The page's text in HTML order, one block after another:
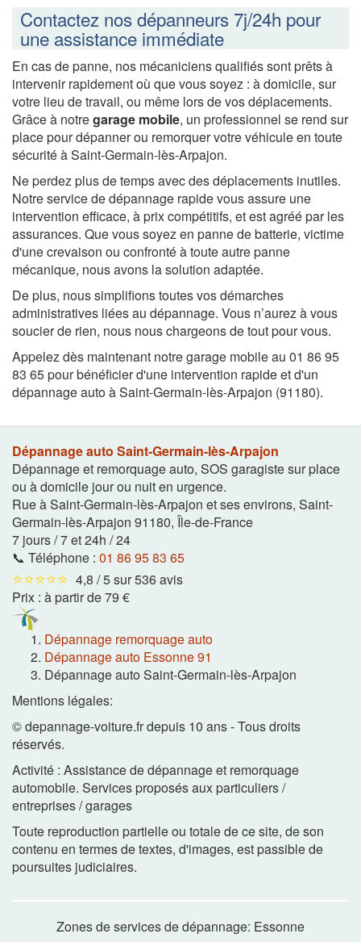
Contactez nos dépanneurs 7j/24h pour
une assistance immédiate
En cas de panne, nos mécaniciens qualifiés sont prêts à
intervenir rapidement où que vous soyez : à domicile, sur
votre lieu de travail, ou même lors de vos déplacements.
Grâce à notregarage mobile, un professionnel se rend sur
place pour dépanner ou remorquer votre véhicule en toute
sécurité à Saint-Germain-lès-Arpajon.
Ne perdez plus de temps avec des déplacements inutiles.
Notre service de dépannage rapide vous assure une
intervention efficace, à prix compétitifs, et est agréé par les
assurances. Que vous soyez en panne de batterie, victime
d'une crevaison ou confronté à toute autre panne
mécanique, nous avons la solution adaptée.
De plus, nous simplifions toutes vos démarches
administratives liées au dépannage. Vous n’aurez à vous
soucier de rien, nous nous chargeons de tout pour vous.
Appelez dès maintenant notre garage mobile au 01 86 95
83 65 pour bénéficier d'une intervention rapide et d'un
dépannage auto à Saint-Germain-lès-Arpajon (91180).
Dépannage auto Saint-Germain-lès-Arpajon
Dépannage et remorquage auto, SOS garagiste sur place
ou à domicile jour ou nuit en urgence.
Rue à Saint-Germain-lès-Arpajon et ses environs, Saint-
Germain-lès-Arpajon 91180, Île-de-France
7 jours / 7 et 24h / 24
📞 Téléphone : 01 86 95 83 65
⭐⭐⭐⭐⭐ 4,8 / 5 sur 536 avis
Prix : à partir de 79 €
Dépannage remorquage auto
Dépannage auto Essonne 91
Dépannage auto Saint-Germain-lès-Arpajon
Mentions légales:
© depannage-voiture.fr depuis 10 ans - Tous droits
réservés.
Activité : Assistance de dépannage et remorquage
automobile. Services proposés aux particuliers /
entreprises / garages
Toute reproduction partielle ou totale de ce site, de son
contenu en termes de textes, d'images, est passible de
poursuites judiciaires.
Zones de services de dépannage: Essonne